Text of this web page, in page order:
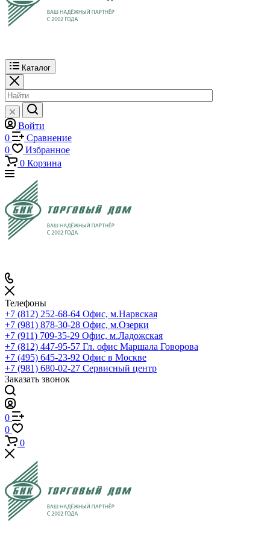
Каталог
Войти
0
Сравнение
0
Избранное
0 Корзина
Телефоны
+7 (812) 252-68-64 Офис, м.Нарвская
+7 (981) 878-30-28 Офис, м.Озерки
+7 (911) 709-35-29 Офис, м.Ладожская
+7 (812) 447-95-57 Гл. офис Маршала Говорова
+7 (495) 645-23-92 Офис в Москве
+7 (981) 680-02-27 Сервисный центр
Заказать звонок
0
0
0